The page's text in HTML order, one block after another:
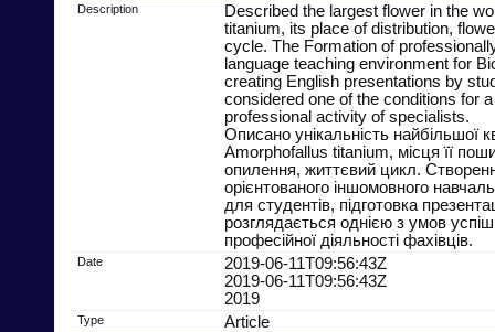
Description
Described the largest flower in the
titanium, its place of distribution,
cycle. The Formation of
language teaching environment for
creating English presentations by
considered one of the conditions for
professional activity of specialists.
Описано унікальність найбільшої
Amorphofallus titanium, місця її
опилення, життєвий цикл.
орієнтованого іншомовного
для студентів, підготовка
розглядається однією з умов
професійної діяльності фахівців.
Date
2019-06-11T09:56:43Z
2019-06-11T09:56:43Z
2019
Type Article